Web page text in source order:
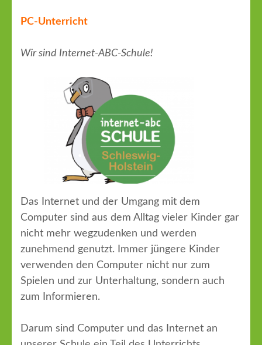
PC-Unterricht
Wir sind Internet-ABC-Schule!
Das Internet und der Umgang mit dem
Computer sind aus dem Alltag vieler Kinder gar
nicht mehr wegzudenken und werden
zunehmend genutzt. Immer jüngere Kinder
verwenden den Computer nicht nur zum
Spielen und zur Unterhaltung, sondern auch
zum Informieren.
Darum sind Computer und das Internet an